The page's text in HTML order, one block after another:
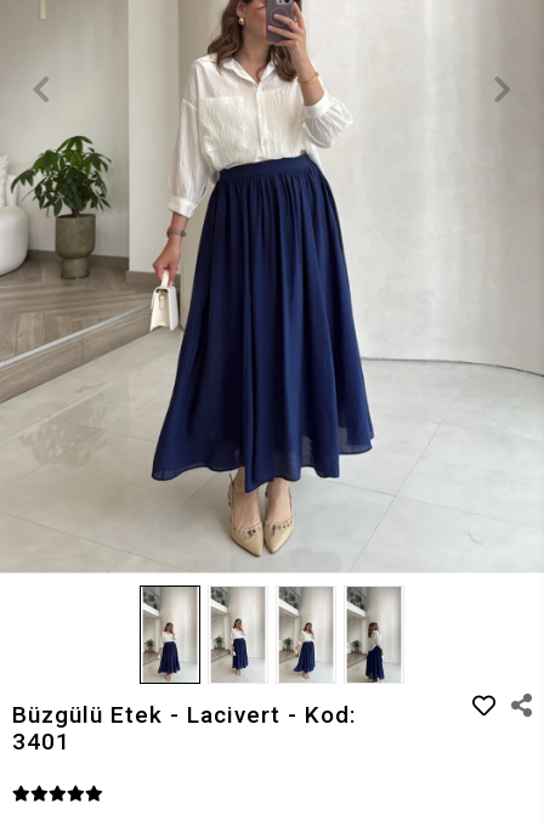
Büzgülü Etek - Lacivert - Kod:
3401